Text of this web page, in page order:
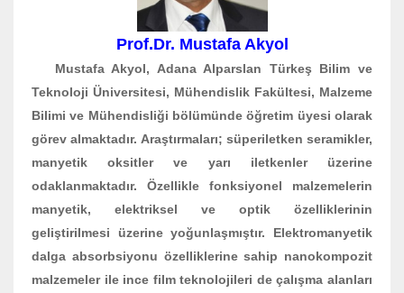
Prof.Dr. Mustafa Akyol
Mustafa Akyol, Adana Alparslan Türkeş Bilim ve
Teknoloji Üniversitesi, Mühendislik Fakültesi, Malzeme
Bilimi ve Mühendisliği bölümünde öğretim üyesi olarak
görev almaktadır. Araştırmaları; süperiletken seramikler,
manyetik oksitler ve yarı iletkenler üzerine
odaklanmaktadır. Özellikle fonksiyonel malzemelerin
manyetik, elektriksel ve optik özelliklerinin
geliştirilmesi üzerine yoğunlaşmıştır. Elektromanyetik
dalga absorbsiyonu özelliklerine sahip nanokompozit
malzemeler ile ince film teknolojileri de çalışma alanları